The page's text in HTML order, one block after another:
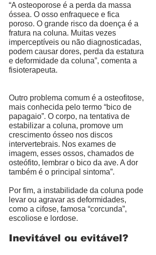
“A osteoporose é a perda da massa
óssea. O osso enfraquece e fica
poroso. O grande risco da doença é a
fratura na coluna. Muitas vezes
imperceptíveis ou não diagnosticadas,
podem causar dores, perda da estatura
e deformidade da coluna”, comenta a
fisioterapeuta.
Outro problema comum é a osteofitose,
mais conhecida pelo termo “bico de
papagaio”. O corpo, na tentativa de
estabilizar a coluna, promove um
crescimento ósseo nos discos
intervertebrais. Nos exames de
imagem, esses ossos, chamados de
osteófito, lembrar o bico da ave. A dor
também é o principal sintoma”.
Por fim, a instabilidade da coluna pode
levar ou agravar as deformidades,
como a cifose, famosa “corcunda”,
escoliose e lordose.
Inevitável ou evitável?